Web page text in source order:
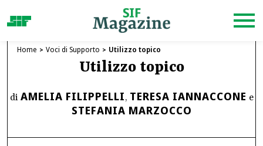
Home Voci di Supporto Utilizzo topico
Utilizzo topico
di AMELIA FILIPPELLI, TERESA IANNACCONE e
STEFANIA MARZOCCO